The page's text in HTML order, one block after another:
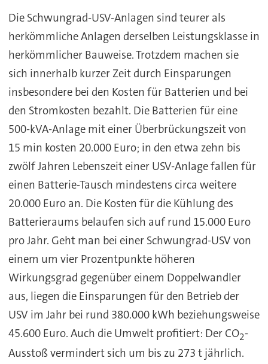
Die Schwungrad-USV-Anlagen sind teurer als
herkömmliche Anlagen derselben Leistungsklasse in
herkömmlicher Bauweise. Trotzdem machen sie
sich innerhalb kurzer Zeit durch Einsparungen
insbesondere bei den Kosten für Batterien und bei
den Stromkosten bezahlt. Die Batterien für eine
500-kVA-Anlage mit einer Überbrückungszeit von
15 min kosten 20.000 Euro; in den etwa zehn bis
zwölf Jahren Lebenszeit einer USV-Anlage fallen für
einen Batterie-Tausch mindestens circa weitere
20.000 Euro an. Die Kosten für die Kühlung des
Batterieraums belaufen sich auf rund 15.000 Euro
pro Jahr. Geht man bei einer Schwungrad-USV von
einem um vier Prozentpunkte höheren
Wirkungsgrad gegenüber einem Doppelwandler
aus, liegen die Einsparungen für den Betrieb der
USV im Jahr bei rund 380.000 kWh beziehungsweise
45.600 Euro. Auch die Umwelt profitiert: Der CO2-
Ausstoß vermindert sich um bis zu 273 t jährlich.